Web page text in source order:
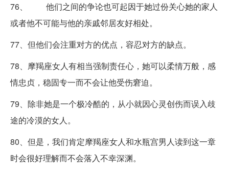
76、 他们之间的争论也可起因于她过份关心她的家人
或者他不可能与他的亲戚邻居友好相处。
77、但他们会注重对方的优点，容忍对方的缺点。
78、摩羯座女人有相当强制责任心，她可以柔情万般，感
情忠贞，稳固专一而不会让他受伤窘迫。
79、除非她是一个极冷酷的，从小就因心灵创伤而误入歧
途的冷漠的女人。
80、但是，我们肯定摩羯座女人和水瓶宫男人读到这一章
时会很好理解而不会落入不幸深渊。